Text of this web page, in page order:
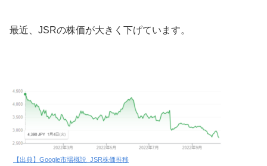
最近、JSRの株価が大きく下げています。
【出典】Google市場概説_JSR株価推移